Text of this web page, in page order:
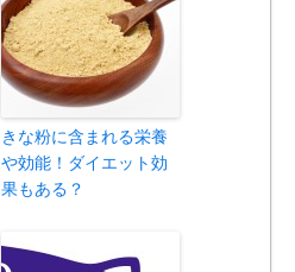
きな粉に含まれる栄養
や効能！ダイエット効
果もある？